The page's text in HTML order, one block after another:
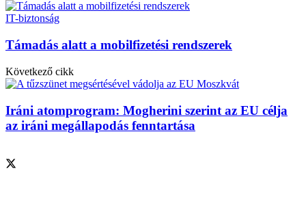
IT-biztonság
Támadás alatt a mobilfizetési rendszerek
Következő cikk
Iráni atomprogram: Mogherini szerint az EU célja
az iráni megállapodás fenntartása